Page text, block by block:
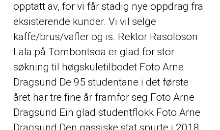
opptatt av, for vi får stadig nye oppdrag fra
eksisterende kunder. Vi vil selge
kaffe/brus/vafler og is. Rektor Rasoloson
Lala på Tombontsoa er glad for stor
søkning til høgskuletilbodet Foto Arne
Dragsund De 95 studentane i det første
året har tre fine år framfor seg Foto Arne
Dragsund Ein glad studentflokk Foto Arne